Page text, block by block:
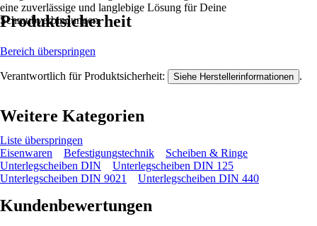
eine zuverlässige und langlebige Lösung für Deine
Schraubverbindungen.
Produktsicherheit
Bereich überspringen
Verantwortlich für Produktsicherheit: Siehe Herstellerinformationen .
Weitere Kategorien
Liste überspringen
Eisenwaren
Befestigungstechnik
Scheiben & Ringe
Unterlegscheiben DIN
Unterlegscheiben DIN 125
Unterlegscheiben DIN 9021
Unterlegscheiben DIN 440
Kundenbewertungen